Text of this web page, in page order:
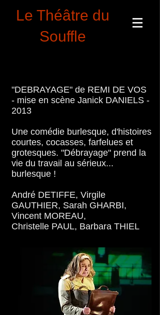
Le Théâtre du
Souffle
"DEBRAYAGE" de REMI DE VOS
- mise en scène Janick DANIELS -
2013
Une comédie burlesque, d'histoires
courtes, cocasses, farfelues et
grotesques. "Débrayage" prend la
vie du travail au sérieux...
burlesque !
André DETIFFE, Virgile
GAUTHIER, Sarah GHARBI,
Vincent MOREAU,
Christelle PAUL, Barbara THIEL